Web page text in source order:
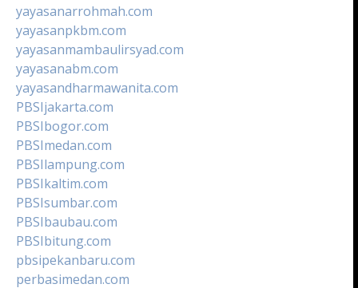
yayasanarrohmah.com
yayasanpkbm.com
yayasanmambaulirsyad.com
yayasanabm.com
yayasandharmawanita.com
PBSIjakarta.com
PBSIbogor.com
PBSImedan.com
PBSIlampung.com
PBSIkaltim.com
PBSIsumbar.com
PBSIbaubau.com
PBSIbitung.com
pbsipekanbaru.com
perbasimedan.com